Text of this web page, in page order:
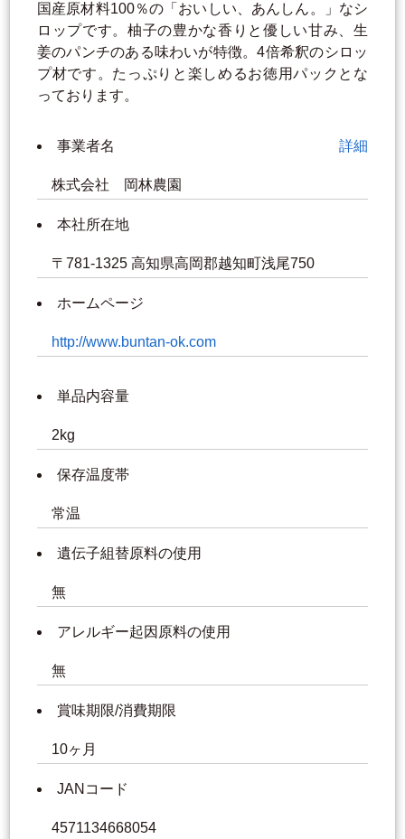
国産原材料100％の「おいしい、あんしん。」なシ
ロップです。柚子の豊かな香りと優しい甘み、生
姜のパンチのある味わいが特徴。4倍希釈のシロッ
プ材です。たっぷりと楽しめるお徳用パックとな
っております。
事業者名 詳細
株式会社 岡林農園
本社所在地
〒781-1325 高知県高岡郡越知町浅尾750
ホームページ
http://www.buntan-ok.com
単品内容量
2kg
保存温度帯
常温
遺伝子組替原料の使用
無
アレルギー起因原料の使用
無
賞味期限/消費期限
10ヶ月
JANコード
4571134668054